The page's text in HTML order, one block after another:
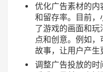
优化广告素材的内
和留存率。目前，
了游戏的画面和
点和创意。例如
故事，让用户产生
调整广告投放的时